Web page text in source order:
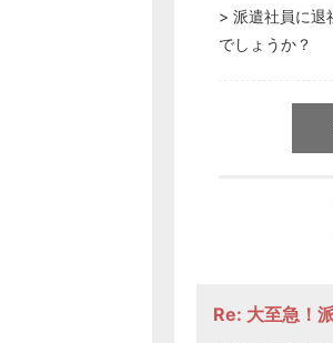
> 派遣社員に退
でしょうか？
Re: 大至急！